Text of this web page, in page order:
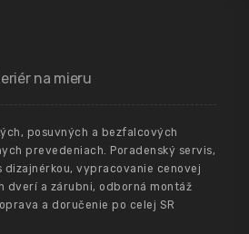
na mieru
posuvných a bezfalcových
prevedeniach. Poradenský servis,
dizajnérkou, vypracovanie cenovej
dverí a zárubni, odborná montáž
a doručenie po celej SR